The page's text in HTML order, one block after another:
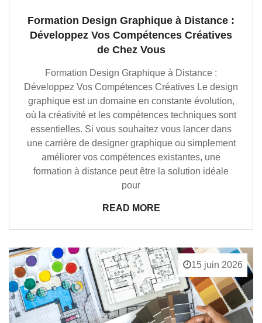
Formation Design Graphique à Distance :
Développez Vos Compétences Créatives
de Chez Vous
Formation Design Graphique à Distance :
Développez Vos Compétences Créatives Le design
graphique est un domaine en constante évolution,
où la créativité et les compétences techniques sont
essentielles. Si vous souhaitez vous lancer dans
une carrière de designer graphique ou simplement
améliorer vos compétences existantes, une
formation à distance peut être la solution idéale
pour
READ MORE
15 juin 2026